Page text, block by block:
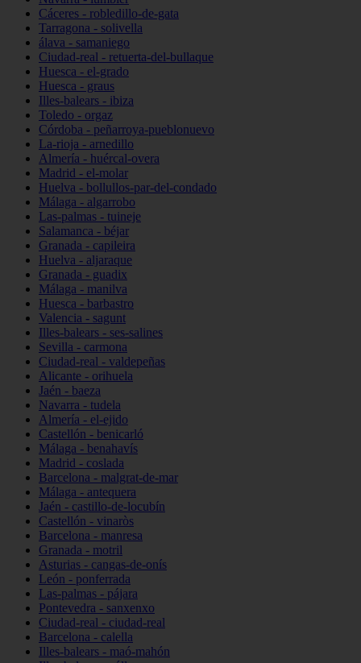
Cáceres - robledillo-de-gata
Tarragona - solivella
álava - samaniego
Ciudad-real - retuerta-del-bullaque
Huesca - el-grado
Huesca - graus
Illes-balears - ibiza
Toledo - orgaz
Córdoba - peñarroya-pueblonuevo
La-rioja - arnedillo
Almería - huércal-overa
Madrid - el-molar
Huelva - bollullos-par-del-condado
Málaga - algarrobo
Las-palmas - tuineje
Salamanca - béjar
Granada - capileira
Huelva - aljaraque
Granada - guadix
Málaga - manilva
Huesca - barbastro
Valencia - sagunt
Illes-balears - ses-salines
Sevilla - carmona
Ciudad-real - valdepeñas
Alicante - orihuela
Jaén - baeza
Navarra - tudela
Almería - el-ejido
Castellón - benicarló
Málaga - benahavís
Madrid - coslada
Barcelona - malgrat-de-mar
Málaga - antequera
Jaén - castillo-de-locubín
Castellón - vinaròs
Barcelona - manresa
Granada - motril
Asturias - cangas-de-onís
León - ponferrada
Las-palmas - pájara
Pontevedra - sanxenxo
Ciudad-real - ciudad-real
Barcelona - calella
Illes-balears - maó-mahón